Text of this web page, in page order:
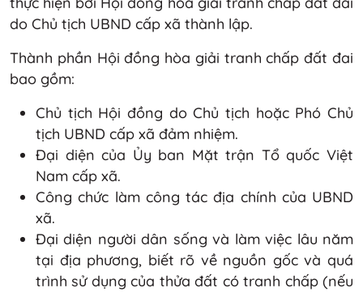
do Chủ tịch UBND cấp xã thành lập.
Thành phần Hội đồng hòa giải tranh chấp đất đai
bao gồm:
Chủ tịch Hội đồng do Chủ tịch hoặc Phó Chủ
tịch UBND cấp xã đảm nhiệm.
Đại diện của Ủy ban Mặt trận Tổ quốc Việt
Nam cấp xã.
Công chức làm công tác địa chính của UBND
xã.
Đại diện người dân sống và làm việc lâu năm
tại địa phương, biết rõ về nguồn gốc và quá
trình sử dụng của thửa đất có tranh chấp (nếu